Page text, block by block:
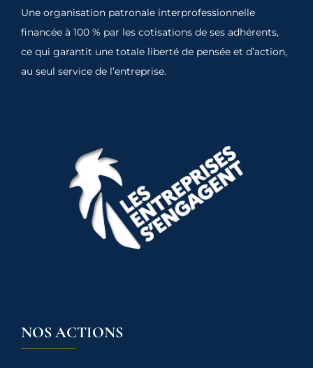
Une organisation patronale interprofessionnelle
financée à 100 % par les cotisations de ses adhérents,
ce qui garantit une totale liberté de pensée et d’action,
au seul service de l’entreprise.
NOS ACTIONS